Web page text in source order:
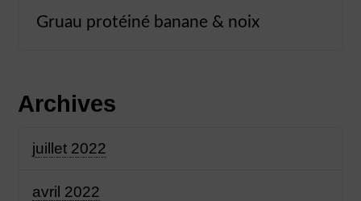
Gruau protéiné banane & noix
Archives
juillet 2022
avril 2022